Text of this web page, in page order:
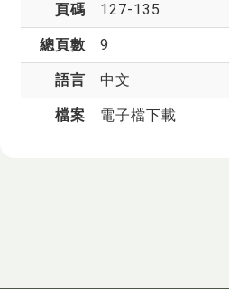
頁碼 127-135
總頁數 9
語言 中文
檔案 電子檔下載